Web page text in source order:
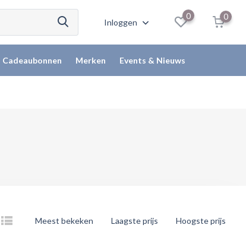
Inloggen
0 0
Cadeaubonnen Merken Events & Nieuws
Meest bekeken Laagste prijs Hoogste prijs